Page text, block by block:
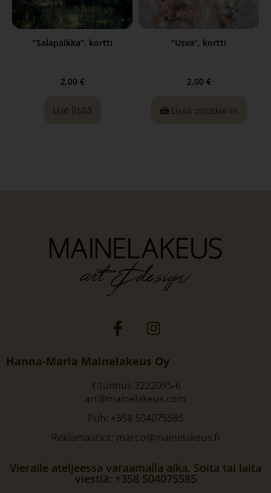
”Salapaikka”, kortti
2,00 €
Lue lisää
”Usva”, kortti
2,00 €
Lisää ostoskoriin
Hanna-Maria Mainelakeus Oy
Y-tunnus 3222095-6
art@mainelakeus.com
Puh: +358 504075585
Reklamaatiot: marco@mainelakeus.fi
Vieraile ateljeessa varaamalla aika. Soita tai laita
viestiä: +358 504075585